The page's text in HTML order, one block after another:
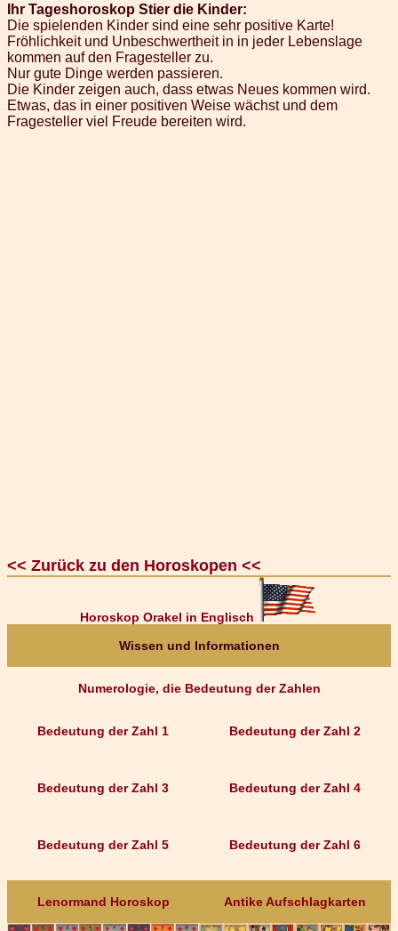
Ihr Tageshoroskop Stier die Kinder:
Die spielenden Kinder sind eine sehr positive Karte!
Fröhlichkeit und Unbeschwertheit in in jeder Lebenslage
kommen auf den Fragesteller zu.
Nur gute Dinge werden passieren.
Die Kinder zeigen auch, dass etwas Neues kommen wird.
Etwas, das in einer positiven Weise wächst und dem
Fragesteller viel Freude bereiten wird.
<< Zurück zu den Horoskopen <<
Horoskop Orakel in Englisch
Wissen und Informationen
Numerologie, die Bedeutung der Zahlen
Bedeutung der Zahl 1
Bedeutung der Zahl 3
Bedeutung der Zahl 5
Bedeutung der Zahl 2
Bedeutung der Zahl 4
Bedeutung der Zahl 6
Lenormand Horoskop Antike Aufschlagkarten